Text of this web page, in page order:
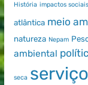
História impactos
atlântica meio
natureza Nepam
ambiental
seca